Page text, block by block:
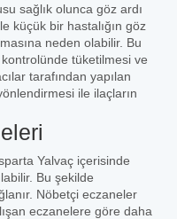
sağlık olunca göz ardı
küçük bir hastalığın göz
neden olabilir. Bu
tüketilmesi ve
tarafından yapılan
ile ilaçların
Yalvaç içerisinde
Bu şekilde
Nöbetçi eczaneler
eczanelere göre daha